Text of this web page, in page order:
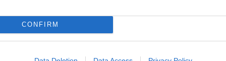
CONFIRM